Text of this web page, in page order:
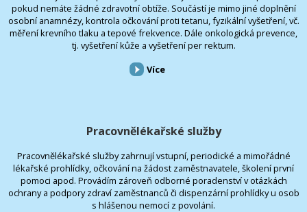
pokud nemáte žádné zdravotní obtíže. Součástí je mimo jiné doplnění
osobní anamnézy, kontrola očkování proti tetanu, fyzikální vyšetření, vč.
měření krevního tlaku a tepové frekvence. Dále onkologická prevence,
tj. vyšetření kůže a vyšetření per rektum.
Více
Pracovnělékařské služby
Pracovnělékařské služby zahrnují vstupní, periodické a mimořádné
lékařské prohlídky, očkování na žádost zaměstnavatele, školení první
pomoci apod. Provádím zároveň odborné poradenství v otázkách
ochrany a podpory zdraví zaměstnanců či dispenzární prohlídky u osob
s hlášenou nemocí z povolání.